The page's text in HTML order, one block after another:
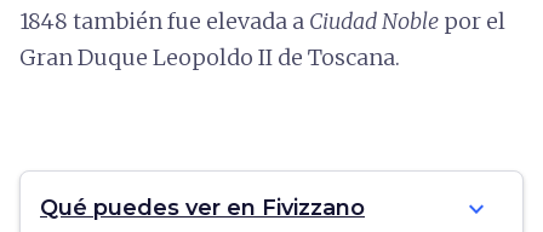
1848 también fue elevada a Ciudad Noble por el
Gran Duque Leopoldo II de Toscana.
Qué puedes ver en Fivizzano expand_more